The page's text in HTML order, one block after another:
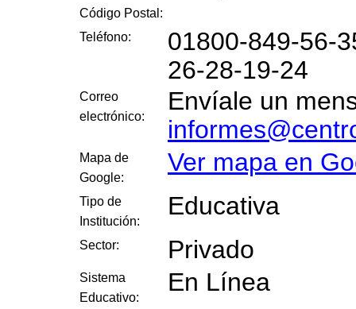
Código Postal:
Teléfono:
01800-849-56-
26-28-19-24
Correo
electrónico:
Envíale un
Mapa de
Google:
Ver mapa en
Tipo de
Institución:
Educativa
Sector: Privado
Sistema
Educativo:
En Línea